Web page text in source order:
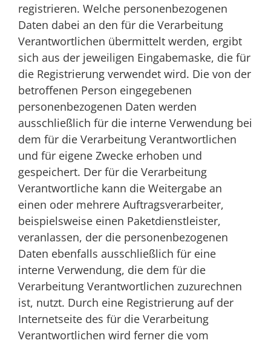
registrieren. Welche personenbezogenen
Daten dabei an den für die Verarbeitung
Verantwortlichen übermittelt werden, ergibt
sich aus der jeweiligen Eingabemaske, die für
die Registrierung verwendet wird. Die von der
betroffenen Person eingegebenen
personenbezogenen Daten werden
ausschließlich für die interne Verwendung bei
dem für die Verarbeitung Verantwortlichen
und für eigene Zwecke erhoben und
gespeichert. Der für die Verarbeitung
Verantwortliche kann die Weitergabe an
einen oder mehrere Auftragsverarbeiter,
beispielsweise einen Paketdienstleister,
veranlassen, der die personenbezogenen
Daten ebenfalls ausschließlich für eine
interne Verwendung, die dem für die
Verarbeitung Verantwortlichen zuzurechnen
ist, nutzt. Durch eine Registrierung auf der
Internetseite des für die Verarbeitung
Verantwortlichen wird ferner die vom